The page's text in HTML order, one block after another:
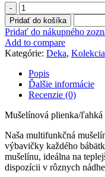
množstvo
Mušelínová
plienka/
ľahká
dečka
“ČAJOVÉ
RUŽE”
Pridať do košíka
Pridať do nákupného
Add to compare
Kategórie: Deka,
Popis
Ďalšie informácie
Recenzie (0)
Mušelínová plienka/
Naša multifunkčná
výbavičky každého
mušelínu, ideálna na
dispozícii v rôznych